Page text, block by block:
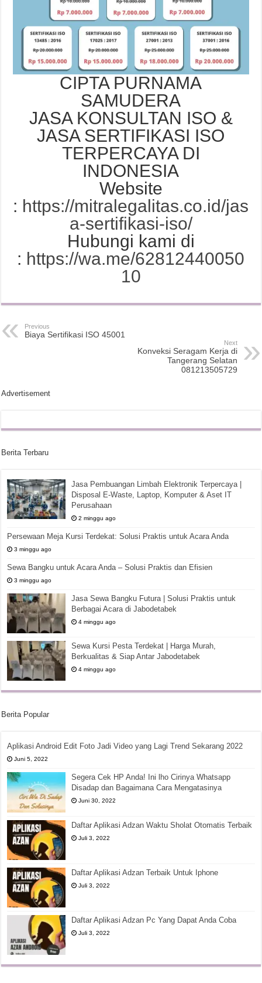
CIPTA PURNAMA
SAMUDERA
JASA KONSULTAN ISO &
JASA SERTIFIKASI ISO
TERPERCAYA DI
INDONESIA
Website
: https://mitralegalitas.co.id/jas
a-sertifikasi-iso/
Hubungi kami di
: https://wa.me/62812440050
10
Previous
Biaya Sertifikasi ISO 45001
Next
Konveksi Seragam Kerja di
Tangerang Selatan
081213505729
Advertisement
Berita Terbaru
Jasa Pembuangan Limbah Elektronik Terpercaya |
Disposal E-Waste, Laptop, Komputer & Aset IT
Perusahaan
2 minggu ago
Persewaan Meja Kursi Terdekat: Solusi Praktis untuk Acara Anda
3 minggu ago
Sewa Bangku untuk Acara Anda – Solusi Praktis dan Efisien
3 minggu ago
Jasa Sewa Bangku Futura | Solusi Praktis untuk
Berbagai Acara di Jabodetabek
4 minggu ago
Sewa Kursi Pesta Terdekat | Harga Murah,
Berkualitas & Siap Antar Jabodetabek
4 minggu ago
Berita Popular
Aplikasi Android Edit Foto Jadi Video yang Lagi Trend Sekarang 2022
Juni 5, 2022
Segera Cek HP Anda! Ini lho Cirinya Whatsapp
Disadap dan Bagaimana Cara Mengatasinya
Juni 30, 2022
Daftar Aplikasi Adzan Waktu Sholat Otomatis Terbaik
Juli 3, 2022
Daftar Aplikasi Adzan Terbaik Untuk Iphone
Juli 3, 2022
Daftar Aplikasi Adzan Pc Yang Dapat Anda Coba
Juli 3, 2022